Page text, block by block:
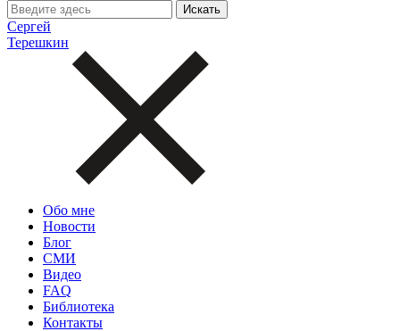
Сергей
Терешкин
Обо мне
Новости
Блог
СМИ
Видео
FAQ
Библиотека
Контакты